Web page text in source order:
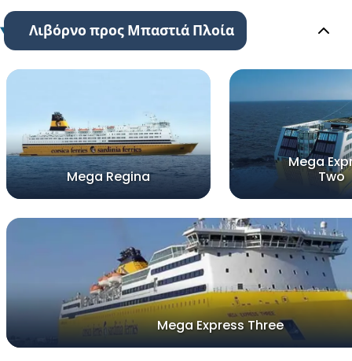
Λιβόρνο προς Μπαστιά Πλοία
Mega Regina
Mega
Two
Mega Express Three